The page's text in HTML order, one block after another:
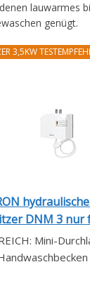
lauwarmes
genügt.
3,5KW
DNM 3 nur
Mini-